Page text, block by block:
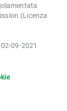
09-2021